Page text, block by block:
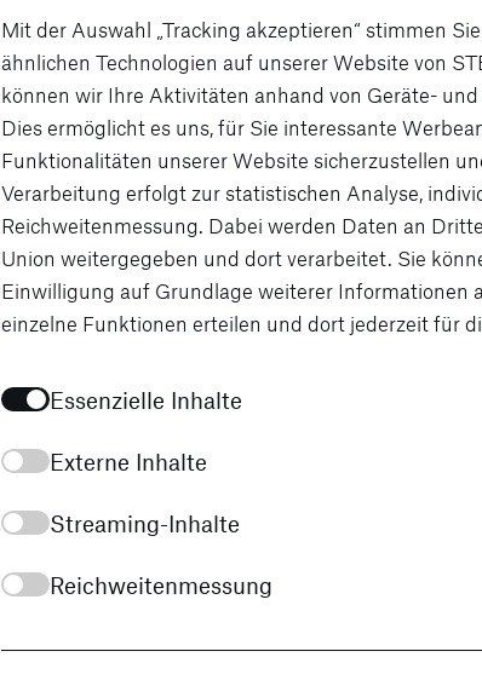
Mit der Auswahl „Tracking akzeptieren“ stimmen
ähnlichen Technologien auf unserer Website von
können wir Ihre Aktivitäten anhand von Geräte-
Dies ermöglicht es uns, für Sie interessante
Funktionalitäten unserer Website sicherzustellen
Verarbeitung erfolgt zur statistischen Analyse,
Reichweitenmessung. Dabei werden Daten an
Union weitergegeben und dort verarbeitet. Sie
Einwilligung auf Grundlage weiterer Informationen
einzelne Funktionen erteilen und dort jederzeit für
Essenzielle Inhalte
Externe Inhalte
Streaming-Inhalte
Reichweitenmessung